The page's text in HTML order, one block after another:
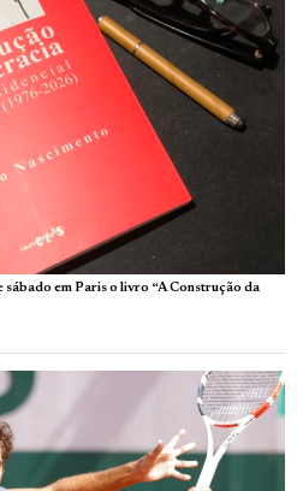
em Paris o livro “A Construção da